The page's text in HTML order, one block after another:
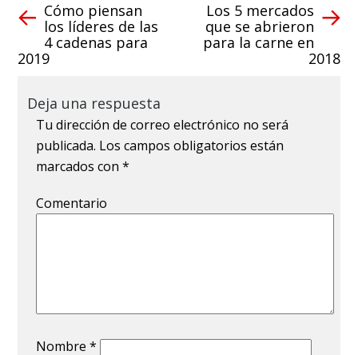
Cómo piensan
los líderes de las
4 cadenas para
2019
Los 5 mercados
que se abrieron
para la carne en
2018
Deja una respuesta
Tu dirección de correo electrónico no será
publicada. Los campos obligatorios están
marcados con*
Comentario
Nombre*